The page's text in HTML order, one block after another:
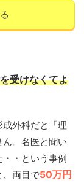
受けなくてよ
外科だと「理
。名医と聞い
・という事例
、両目で50万円